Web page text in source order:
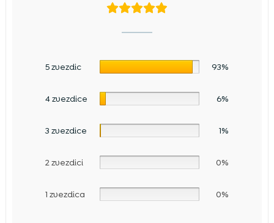
5 zvezdic 93%
4 zvezdice 6%
3 zvezdice 1%
2 zvezdici 0%
1 zvezdica 0%